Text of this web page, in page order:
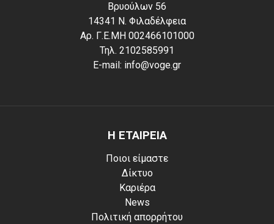
Βρυούλων 56
14341 Ν. Φιλαδέλφεια
Αρ. Γ.Ε.ΜΗ 002466101000
Τηλ. 2102585991
E-mail: info@voge.gr
Η ΕΤΑΙΡΕΙΑ
Ποιοι είμαστε
Δίκτυο
Καριέρα
News
Πολιτική απορρήτου